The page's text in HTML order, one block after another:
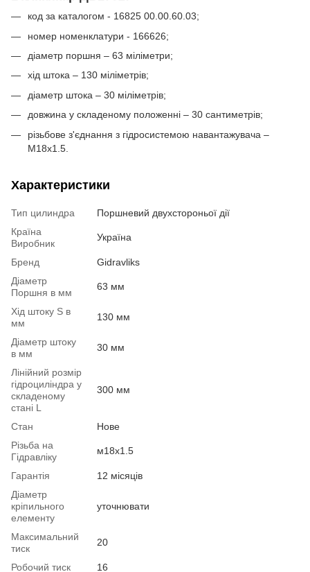
код за каталогом - 16825 00.00.60.03;
номер номенклатури - 166626;
діаметр поршня – 63 міліметри;
хід штока – 130 міліметрів;
діаметр штока – 30 міліметрів;
довжина у складеному положенні – 30 сантиметрів;
різьбове з'єднання з гідросистемою навантажувача –
М18х1.5.
Характеристики
Тип цилиндра
Поршневий двухстороньої дії
Країна
Виробник
Україна
Бренд
Gidravliks
Діаметр
Поршня в мм
63 мм
Хід штоку S в
мм
130 мм
Діаметр штоку
в мм
30 мм
Лінійний розмір
гідроциліндра у
складеному
стані L
300 мм
Стан
Нове
Різьба на
Гідравліку
м18х1.5
Гарантія
12 місяців
Діаметр
кріпильного
елементу
уточнювати
Максимальний
тиск
20
Робочий тиск 16